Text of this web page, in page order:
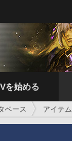
を始める
ベース アイテム